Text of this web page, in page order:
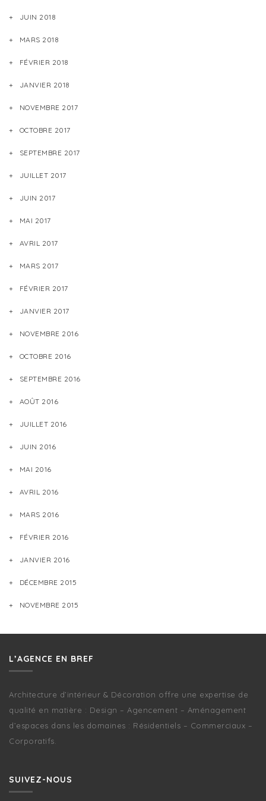
JUIN 2018
MARS 2018
FÉVRIER 2018
JANVIER 2018
NOVEMBRE 2017
OCTOBRE 2017
SEPTEMBRE 2017
JUILLET 2017
JUIN 2017
MAI 2017
AVRIL 2017
MARS 2017
FÉVRIER 2017
JANVIER 2017
NOVEMBRE 2016
OCTOBRE 2016
SEPTEMBRE 2016
AOÛT 2016
JUILLET 2016
JUIN 2016
MAI 2016
AVRIL 2016
MARS 2016
FÉVRIER 2016
JANVIER 2016
DÉCEMBRE 2015
NOVEMBRE 2015
L’AGENCE EN BREF
Architecture d’intérieur & Décoration offre une expertise de
qualité en matière : Design – Agencement – Aménagement
d’espaces dans les domaines : Résidentiels – Commerciaux –
Corporatifs.
SUIVEZ-NOUS